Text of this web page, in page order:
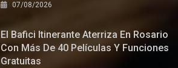
07/08/2026
El Bafici Itinerante Aterriza En Rosario
Con Más De 40 Películas Y Funciones
Gratuitas